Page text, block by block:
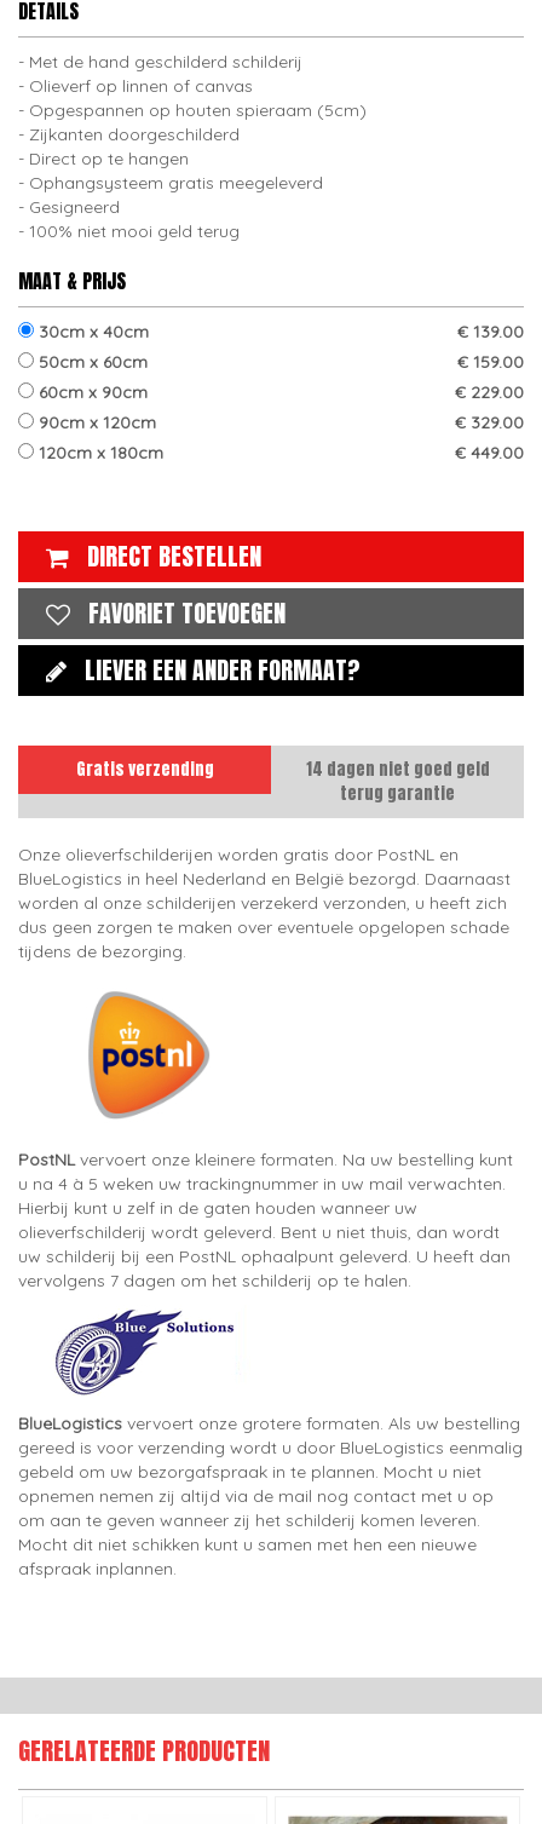
DETAILS
Met de hand geschilderd schilderij
Olieverf op linnen of canvas
Opgespannen op houten spieraam (5cm)
Zijkanten doorgeschilderd
Direct op te hangen
Ophangsysteem gratis meegeleverd
Gesigneerd
100% niet mooi geld terug
MAAT & PRIJS
30cm x 40cm
€ 139.00
50cm x 60cm
€ 159.00
60cm x 90cm
€ 229.00
90cm x 120cm
€ 329.00
120cm x 180cm
€ 449.00
DIRECT BESTELLEN
FAVORIET TOEVOEGEN
LIEVER EEN ANDER FORMAAT?
Gratis verzending
14 dagen niet goed geld
terug garantie
Onze olieverfschilderijen worden gratis door PostNL en
BlueLogistics in heel Nederland en België bezorgd. Daarnaast
worden al onze schilderijen verzekerd verzonden, u heeft zich
dus geen zorgen te maken over eventuele opgelopen schade
tijdens de bezorging.
PostNLvervoert onze kleinere formaten. Na uw bestelling kunt
u na 4 à 5 weken uw trackingnummer in uw mail verwachten.
Hierbij kunt u zelf in de gaten houden wanneer uw
olieverfschilderij wordt geleverd. Bent u niet thuis, dan wordt
uw schilderij bij een PostNL ophaalpunt geleverd. U heeft dan
vervolgens 7 dagen om het schilderij op te halen.
BlueLogistics vervoert onze grotere formaten. Als uw bestelling
gereed is voor verzending wordt u door BlueLogistics eenmalig
gebeld om uw bezorgafspraak in te plannen. Mocht u niet
opnemen nemen zij altijd via de mail nog contact met u op
om aan te geven wanneer zij het schilderij komen leveren.
Mocht dit niet schikken kunt u samen met hen een nieuwe
afspraak inplannen.
GERELATEERDE PRODUCTEN